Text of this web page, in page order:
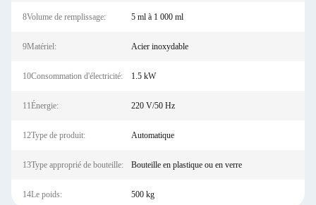
8Volume de remplissage: 5 ml à 1 000 ml
9Matériel: Acier inoxydable
10Consommation d'électricité: 1.5 kW
11Énergie: 220 V/50 Hz
12Type de produit: Automatique
13Type approprié de bouteille: Bouteille en plastique ou en verre
14Le poids: 500 kg